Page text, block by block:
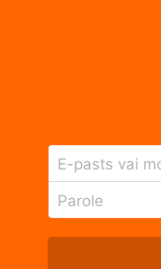
E-pasts vai
Parole